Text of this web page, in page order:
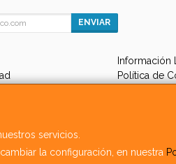
servicios.
la configuración, en nuestra
ENVIAR
Información
Política de
, , , , España. - C.I.F.: